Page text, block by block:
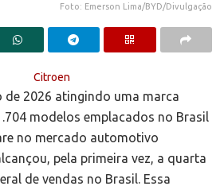
Foto: Emerson Lima/BYD/Divulgação
de 2026 atingindo uma marca
modelos emplacados no Brasil
no mercado automotivo
pela primeira vez, a quarta
de vendas no Brasil. Essa